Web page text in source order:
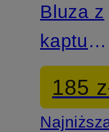
Bluza z
CLUB
185